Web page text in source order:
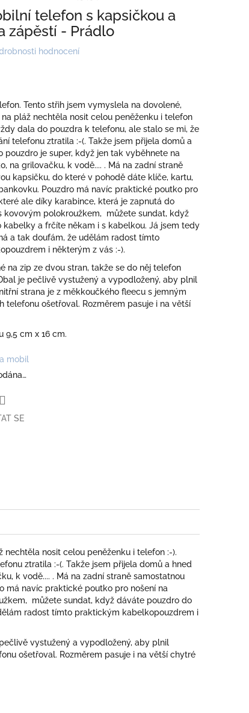
telefon s kapsičkou a
zápěstí - Prádlo
hodnocení
Tento střih jsem vymyslela na dovolené,
pláž nechtěla nosit celou peněženku i telefon
dala do pouzdra k telefonu, ale stalo se mi, že
telefonu ztratila :-(. Takže jsem přijela domů a
pouzdro je super, když jen tak vyběhnete na
na grilovačku, k vodě.... . Má na zadní straně
kapsičku, do které v pohodě dáte klíče, kartu,
Pouzdro má navíc praktické poutko pro
ale díky karabince, která je zapnutá do
kovovým polokroužkem, můžete sundat, když
kabelky a frčíte někam i s kabelkou. Já jsem tedy
a tak doufám, že udělám radost tímto
i některým z vás :-).
na zip ze dvou stran, takže se do něj telefon
je pečlivě vystužený a vypodložený, aby plnil
strana je z měkkoučkého fleecu s jemným
telefonu ošetřoval. Rozměrem pasuje i na větší
9,5 cm x 16 cm.
mobil
SE
nosit celou peněženku i telefon :-).
ztratila :-(. Takže jsem přijela domů a hned
k vodě.... . Má na zadní straně samostatnou
má navíc praktické poutko pro nošení na
můžete sundat, když dáváte pouzdro do
radost tímto praktickým kabelkopouzdrem i
vystužený a vypodložený, aby plnil
ošetřoval. Rozměrem pasuje i na větší chytré